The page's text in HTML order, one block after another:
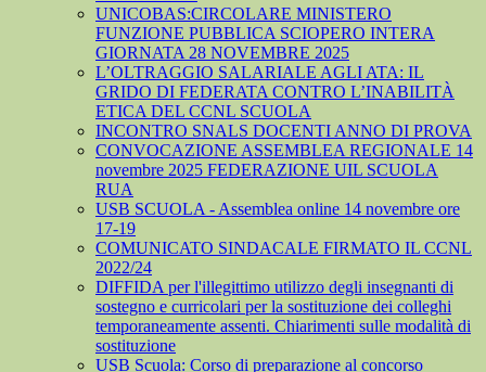
UNICOBAS:CIRCOLARE MINISTERO
FUNZIONE PUBBLICA SCIOPERO INTERA
GIORNATA 28 NOVEMBRE 2025
L’OLTRAGGIO SALARIALE AGLI ATA: IL
GRIDO DI FEDERATA CONTRO L’INABILITÀ
ETICA DEL CCNL SCUOLA
INCONTRO SNALS DOCENTI ANNO DI PROVA
CONVOCAZIONE ASSEMBLEA REGIONALE 14
novembre 2025 FEDERAZIONE UIL SCUOLA
RUA
USB SCUOLA - Assemblea online 14 novembre ore
17-19
COMUNICATO SINDACALE FIRMATO IL CCNL
2022/24
DIFFIDA per l'illegittimo utilizzo degli insegnanti di
sostegno e curricolari per la sostituzione dei colleghi
temporaneamente assenti. Chiarimenti sulle modalità di
sostituzione
USB Scuola: Corso di preparazione al concorso